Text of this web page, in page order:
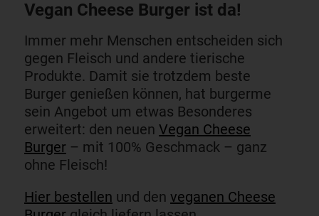
Vegan Cheese Burger ist da!
Immer mehr Menschen entscheiden sich
gegen Fleisch und andere tierische
Produkte. Damit sie trotzdem beste
Burger genießen können, hat burgerme
sein Angebot um etwas Besonderes
erweitert: den neuen Vegan Cheese
Burger – mit 100% Geschmack – ganz
ohne Fleisch!
Hier bestellen und den veganen Cheese